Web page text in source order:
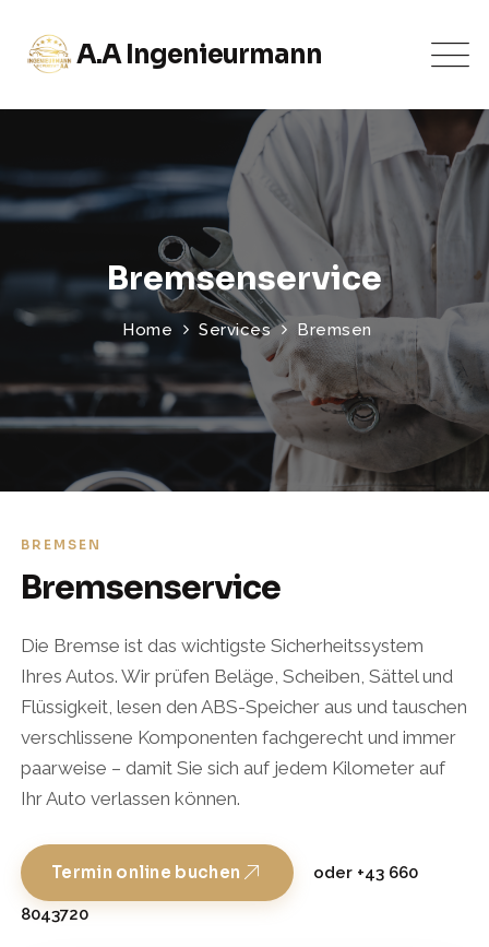
A.A Ingenieurmann
Bremsenservice
Home Services Bremsen
BREMSEN
Bremsenservice
Die Bremse ist das wichtigste Sicherheitssystem
Ihres Autos. Wir prüfen Beläge, Scheiben, Sättel und
Flüssigkeit, lesen den ABS-Speicher aus und tauschen
verschlissene Komponenten fachgerecht und immer
paarweise – damit Sie sich auf jedem Kilometer auf
Ihr Auto verlassen können.
Termin online buchen oder +43 660
8043720